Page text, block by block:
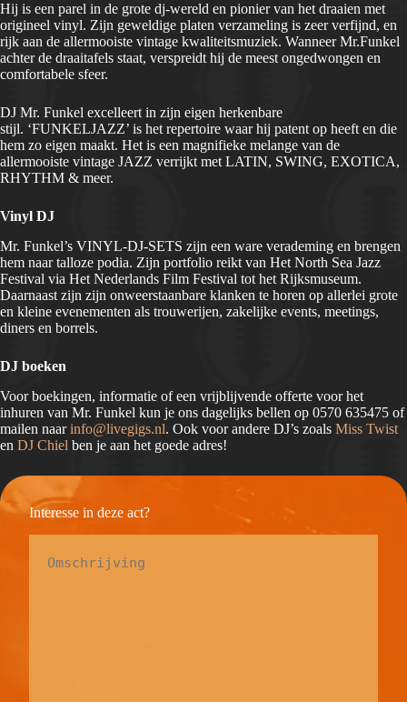
Hij is een parel in de grote dj-wereld en pionier van het draaien met
origineel vinyl. Zijn geweldige platen verzameling is zeer verfijnd, en
rijk aan de allermooiste vintage kwaliteitsmuziek. Wanneer Mr.Funkel
achter de draaitafels staat, verspreidt hij de meest ongedwongen en
comfortabele sfeer.
DJ Mr. Funkel excelleert in zijn eigen herkenbare
stijl. ‘FUNKELJAZZ’ is het repertoire waar hij patent op heeft en die
hem zo eigen maakt. Het is een magnifieke melange van de
allermooiste vintage JAZZ verrijkt met LATIN, SWING, EXOTICA,
RHYTHM & meer.
Vinyl DJ
Mr. Funkel’s VINYL-DJ-SETS zijn een ware verademing en brengen
hem naar talloze podia. Zijn portfolio reikt van Het North Sea Jazz
Festival via Het Nederlands Film Festival tot het Rijksmuseum.
Daarnaast zijn zijn onweerstaanbare klanken te horen op allerlei grote
en kleine evenementen als trouwerijen, zakelijke events, meetings,
diners en borrels.
DJ boeken
Voor boekingen, informatie of een vrijblijvende offerte voor het
inhuren van Mr. Funkel kun je ons dagelijks bellen op 0570 635475 of
mailen naarinfo@livegigs.nl. Ook voor andere DJ’s zoals Miss Twist
en DJ Chiel ben je aan het goede adres!
Interesse in deze act?